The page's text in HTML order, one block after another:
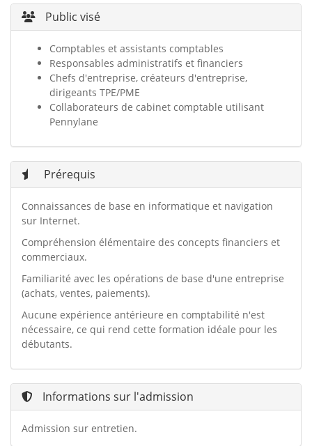
Public visé
Comptables et assistants comptables
Responsables administratifs et financiers
Chefs d'entreprise, créateurs d'entreprise,
dirigeants TPE/PME
Collaborateurs de cabinet comptable utilisant
Pennylane
Prérequis
Connaissances de base en informatique et navigation
sur Internet.
Compréhension élémentaire des concepts financiers et
commerciaux.
Familiarité avec les opérations de base d'une entreprise
(achats, ventes, paiements).
Aucune expérience antérieure en comptabilité n'est
nécessaire, ce qui rend cette formation idéale pour les
débutants.
Informations sur l'admission
Admission sur entretien.